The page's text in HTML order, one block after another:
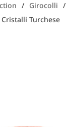
/ Girocolli /
Turchese